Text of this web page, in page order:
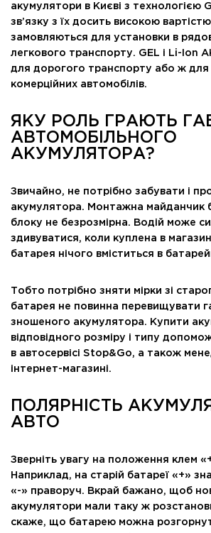
акумулятори в Києві з технологією
зв’язку з їх досить високою
замовляються для установки в
легкового транспорту. GEL і Li-Ion
для дорогого транспорту або ж для
комерційних автомобілів.
ЯКУ РОЛЬ ГРАЮТЬ
АВТОМОБІЛЬНОГО
АКУМУЛЯТОРА?
Звичайно, не потрібно забувати і
акумулятора. Монтажна майданчик
блоку не безрозмірна. Водій може
здивуватися, коли куплена в
батарея нічого вміститься в
Тобто потрібно зняти мірки зі
батарея не повинна перевищувати
зношеного акумулятора. Купити
відповідного розміру і типу
в автосервісі Stop&Go, а також
інтернет-магазині.
ПОЛЯРНІСТЬ
АВТО
Зверніть увагу на положення клем
Наприклад, на старій батареї «+»
«-» праворуч. Вкрай бажано, щоб
акумулятори мали таку ж
скаже, що батарею можна